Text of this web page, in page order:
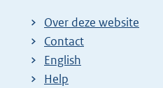
Over deze website
Contact
English
Help